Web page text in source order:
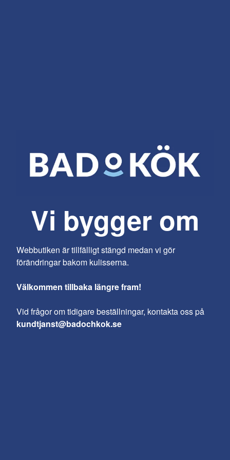
Vi bygger om
Webbutiken är tillfälligt stängd medan vi gör
förändringar bakom kulisserna.
Välkommen tillbaka längre fram!
Vid frågor om tidigare beställningar, kontakta oss på
kundtjanst@badochkok.se